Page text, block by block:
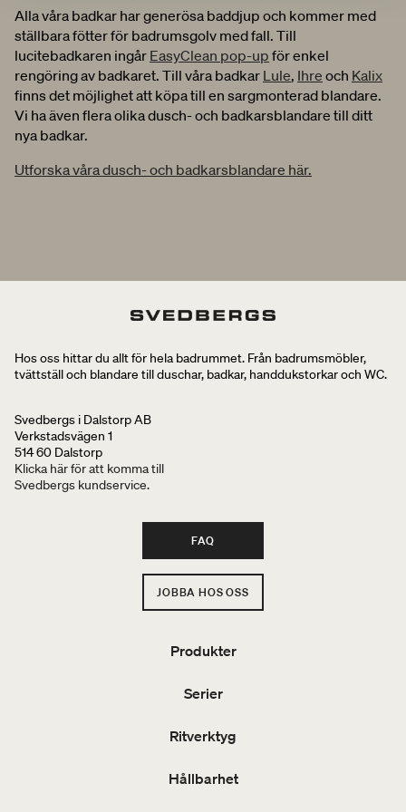
Alla våra badkar har generösa baddjup och kommer med
ställbara fötter för badrumsgolv med fall. Till
lucitebadkaren ingår EasyClean pop-up för enkel
rengöring av badkaret. Till våra badkar Lule, Ihre och Kalix
finns det möjlighet att köpa till en sargmonterad blandare.
Vi ha även flera olika dusch- och badkarsblandare till ditt
nya badkar.
Utforska våra dusch- och badkarsblandare här.
Hos oss hittar du allt för hela badrummet. Från badrumsmöbler,
tvättställ och blandare till duschar, badkar, handdukstorkar och WC.
Svedbergs i Dalstorp AB
Verkstadsvägen 1
514 60 Dalstorp
Klicka här för att komma till
Svedbergs kundservice.
FAQ
JOBBA HOS OSS
Produkter
Serier
Ritverktyg
Hållbarhet